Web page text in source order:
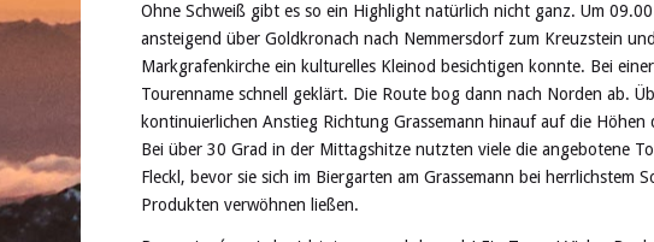
Ohne Schweiß gibt es so ein Highlight natürlich nicht ganz. Um
ansteigend über Goldkronach nach Nemmersdorf zum Kreuzstein
Markgrafenkirche ein kulturelles Kleinod besichtigen konnte. Bei
Tourenname schnell geklärt. Die Route bog dann nach Norden ab.
kontinuierlichen Anstieg Richtung Grassemann hinauf auf die Höhen
Bei über 30 Grad in der Mittagshitze nutzten viele die angebotene
Fleckl, bevor sie sich im Biergarten am Grassemann bei herrlichstem
Produkten verwöhnen ließen.